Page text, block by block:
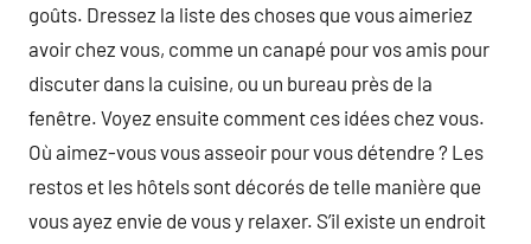
goûts. Dressez la liste des choses que vous aimeriez
avoir chez vous, comme un canapé pour vos amis pour
discuter dans la cuisine, ou un bureau près de la
fenêtre. Voyez ensuite comment ces idées chez vous.
Où aimez-vous vous asseoir pour vous détendre ? Les
restos et les hôtels sont décorés de telle manière que
vous ayez envie de vous y relaxer. S’il existe un endroit